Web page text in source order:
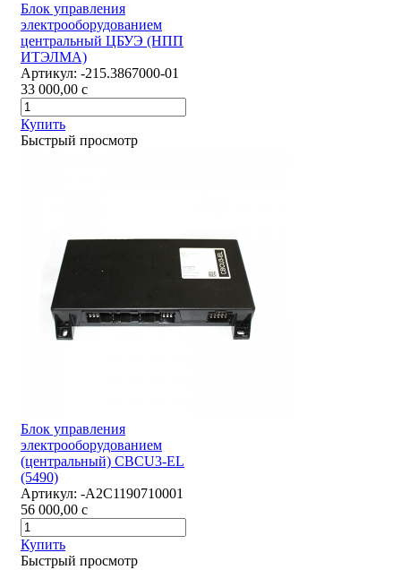
Блок управления
электрооборудованием
центральный ЦБУЭ (НПП
ИТЭЛМА)
Артикул: -215.3867000-01
33 000,00 c
Купить
Быстрый просмотр
Блок управления
электрооборудованием
(центральный) CBCU3-EL
(5490)
Артикул: -А2С1190710001
56 000,00 c
Купить
Быстрый просмотр